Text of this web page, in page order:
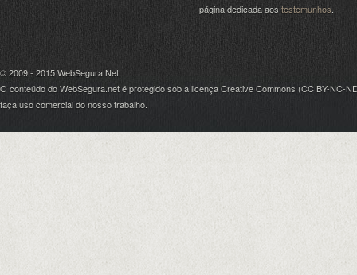
página dedicada aos testemunhos
© 2009 - 2015WebSegura.Net.
O conteúdo do WebSegura.net é protegido sob a licença Creative Commons (CC BY-NC-
faça uso comercial do nosso trabalho.